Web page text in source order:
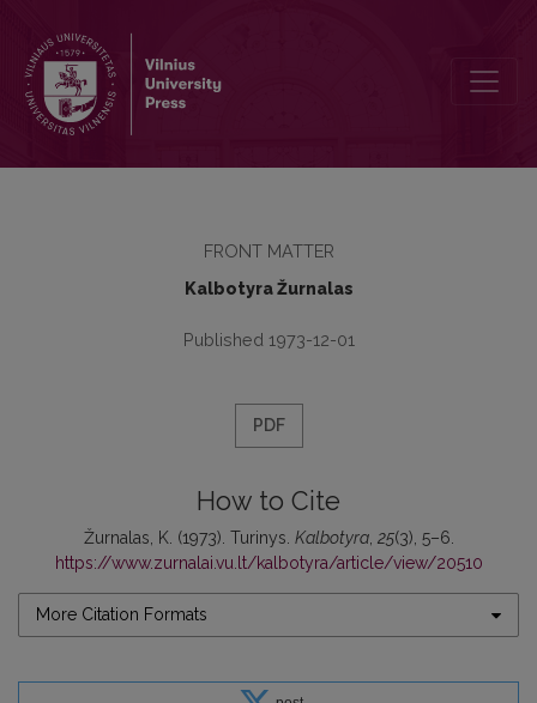
FRONT MATTER
Kalbotyra Žurnalas
Published 1973-12-01
PDF
How to Cite
Žurnalas, K. (1973). Turinys. Kalbotyra, 25(3), 5–6.
https://www.zurnalai.vu.lt/kalbotyra/article/view/20510
More Citation Formats